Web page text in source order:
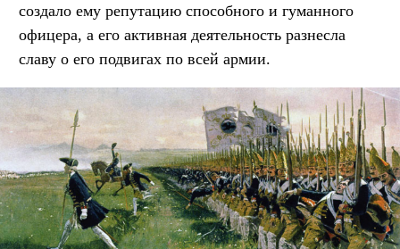
создало ему репутацию способного и гуманного
офицера, а его активная деятельность разнесла
славу о его подвигах по всей армии.